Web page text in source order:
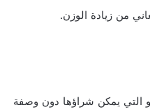
من زيادة الوزن.
التي يمكن شراؤها دون وصفة